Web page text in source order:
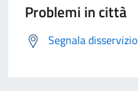
Problemi in città
Segnala disservizio